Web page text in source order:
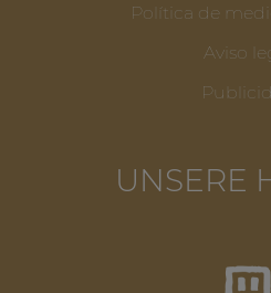
Política de
Aviso
UNSERE